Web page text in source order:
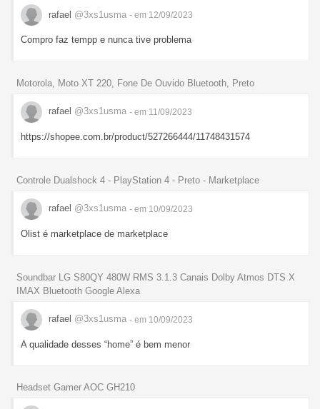
rafael @3xs1usma - em 12/09/2023
Compro faz tempp e nunca tive problema
Motorola, Moto XT 220, Fone De Ouvido Bluetooth, Preto
rafael @3xs1usma - em 11/09/2023
https://shopee.com.br/product/527266444/11748431574
Controle Dualshock 4 - PlayStation 4 - Preto - Marketplace
rafael @3xs1usma - em 10/09/2023
Olist é marketplace de marketplace
Soundbar LG S80QY 480W RMS 3.1.3 Canais Dolby Atmos DTS X
IMAX Bluetooth Google Alexa
rafael @3xs1usma - em 10/09/2023
A qualidade desses “home” é bem menor
Headset Gamer AOC GH210